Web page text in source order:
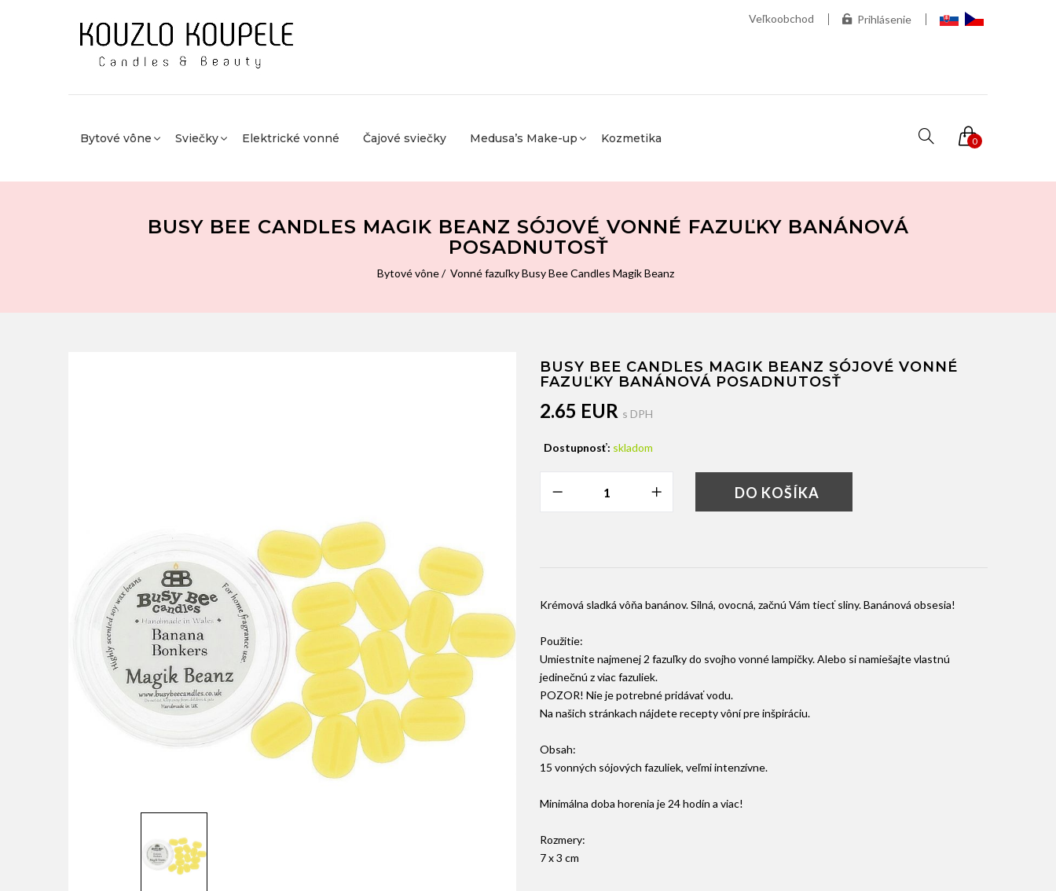
Veľkoobchod Prihlásenie
0
Bytové vône Sviečky Elektrické vonné Čajové sviečky Medusa’s Make-up Kozmetika
BUSY BEE CANDLES MAGIK BEANZ SÓJOVÉ VONNÉ FAZUĽKY BANÁNOVÁ
POSADNUTOSŤ
Bytové vône Vonné fazuľky Busy Bee Candles Magik Beanz
BUSY BEE CANDLES MAGIK BEANZ SÓJOVÉ VONNÉ
FAZUĽKY BANÁNOVÁ POSADNUTOSŤ
2.65 EUR s DPH
Dostupnosť: skladom
DO KOŠÍKA
Krémová sladká vôňa banánov. Silná, ovocná, začnú Vám tiecť sliny. Banánová obsesia!
Použitie:
Umiestnite najmenej 2 fazuľky do svojho vonné lampičky. Alebo si namiešajte vlastnú
jedinečnú z viac fazuliek.
POZOR! Nie je potrebné pridávať vodu.
Na našich stránkach nájdete recepty vôní pre inšpiráciu.
Obsah:
15 vonných sójových fazuliek, veľmi intenzívne.
Minimálna doba horenia je 24 hodín a viac!
Rozmery:
7 x 3 cm